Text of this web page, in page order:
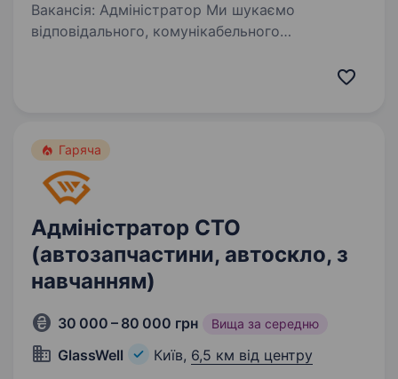
Вакансія: Адміністратор Ми шукаємо
відповідального, комунікабельного
Гаряча
Адміністратор СТО
(автозапчастини, автоскло, з
навчанням)
30 000 – 80 000 грн Вища за середню
GlassWell Київ, 6,5 км від центру